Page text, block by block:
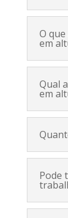
O
em
Qual
em
Pode